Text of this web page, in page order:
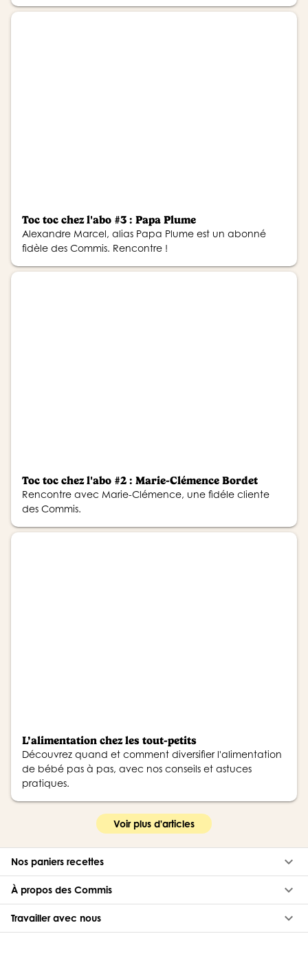
Toc toc chez l'abo #3 : Papa Plume
Alexandre Marcel, alias Papa Plume est un abonné
fidèle des Commis. Rencontre !
Toc toc chez l'abo #2 : Marie-Clémence Bordet
Rencontre avec Marie-Clémence, une fidéle cliente
des Commis.
L’alimentation chez les tout-petits
Découvrez quand et comment diversifier l'alimentation
de bébé pas à pas, avec nos conseils et astuces
pratiques.
Voir plus d'articles
Nos paniers recettes keyboard_arrow_down
À propos des Commis keyboard_arrow_down
Travailler avec nous keyboard_arrow_down